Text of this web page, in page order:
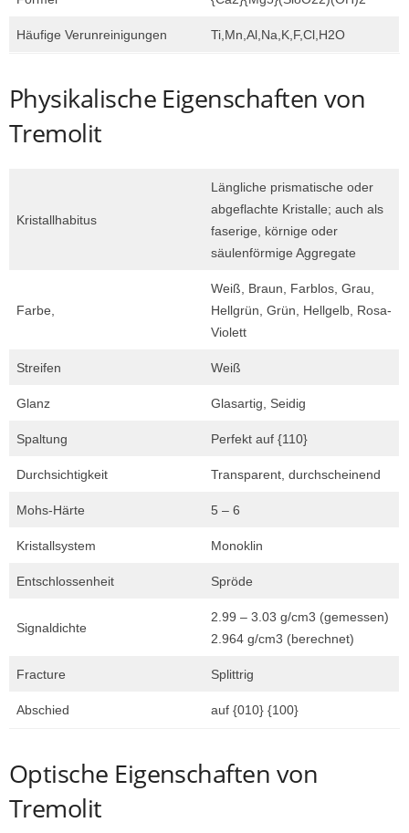
Häufige Verunreinigungen Ti,Mn,Al,Na,K,F,Cl,H2O
Physikalische Eigenschaften von
Tremolit
Kristallhabitus
Längliche prismatische oder
abgeflachte Kristalle; auch als
faserige, körnige oder
säulenförmige Aggregate
Farbe,
Weiß, Braun, Farblos, Grau,
Hellgrün, Grün, Hellgelb, Rosa-
Violett
Streifen Weiß
Glanz Glasartig, Seidig
Spaltung Perfekt auf {110}
Durchsichtigkeit Transparent, durchscheinend
Mohs-Härte 5 – 6
Kristallsystem Monoklin
Entschlossenheit Spröde
Signaldichte
2.99 – 3.03 g/cm3 (gemessen)
2.964 g/cm3 (berechnet)
Fracture Splittrig
Abschied auf {010} {100}
Optische Eigenschaften von
Tremolit